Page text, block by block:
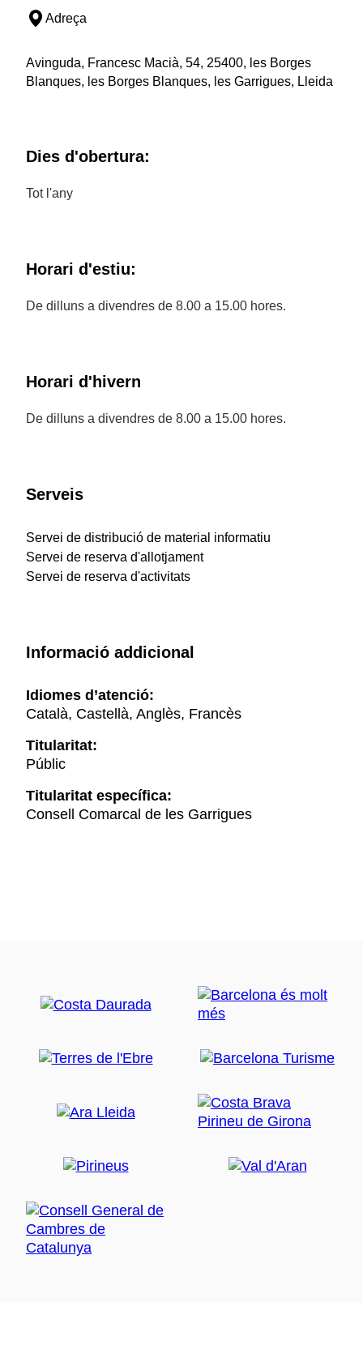
Adreça
Avinguda, Francesc Macià, 54, 25400, les Borges
Blanques, les Borges Blanques, les Garrigues, Lleida
Dies d'obertura:
Tot l'any
Horari d'estiu:
De dilluns a divendres de 8.00 a 15.00 hores.
Horari d'hivern
De dilluns a divendres de 8.00 a 15.00 hores.
Serveis
Servei de distribució de material informatiu
Servei de reserva d'allotjament
Servei de reserva d'activitats
Informació addicional
Idiomes d’atenció:
Català, Castellà, Anglès, Francès
Titularitat:
Públic
Titularitat específica:
Consell Comarcal de les Garrigues